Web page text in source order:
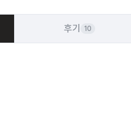
후기 10